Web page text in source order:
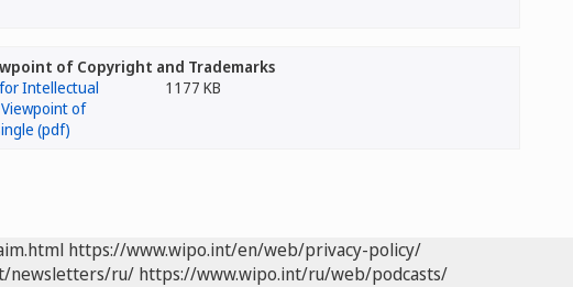
of Copyright and Trademarks
1177 KB
https://www.wipo.int/en/web/privacy-policy/
newsletters/ru/ https://www.wipo.int/ru/web/podcasts/